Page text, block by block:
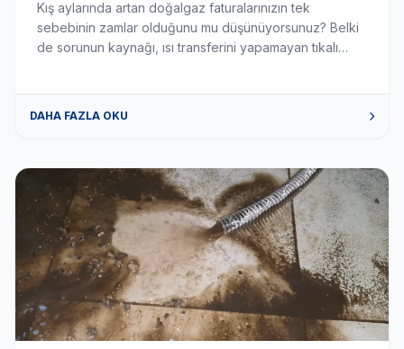
Kış aylarında artan doğalgaz faturalarınızın tek
sebebinin zamlar olduğunu mu düşünüyorsunuz? Belki
de sorunun kaynağı, ısı transferini yapamayan tıkalı
DAHA FAZLA OKU